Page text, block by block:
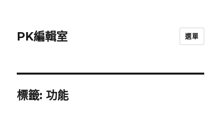
PK編輯室 選單
標籤:功能